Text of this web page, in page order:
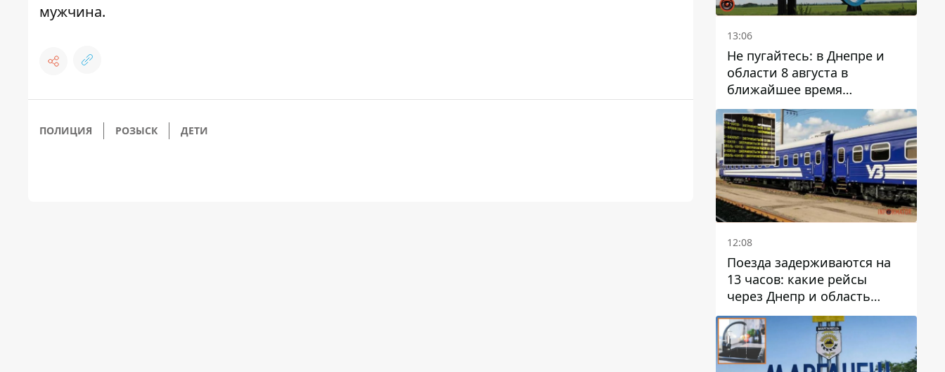
мужчина.
ПОЛИЦИЯ РОЗЫСК ДЕТИ
13:06
Не пугайтесь: в Днепре и
области 8 августа в
ближайшее время
ожидается гроза
12:08
Поезда задерживаются на
13 часов: какие рейсы
через Днепр и область
выбились из графика